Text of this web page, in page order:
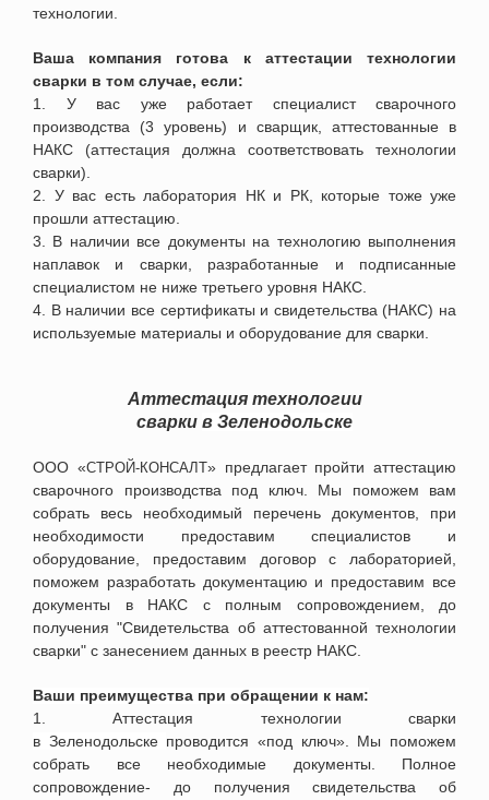
технологии.
Ваша компания готова к аттестации технологии
сварки в том случае, если:
1. У вас уже работает специалист сварочного
производства (3 уровень) и сварщик, аттестованные в
НАКС (аттестация должна соответствовать технологии
сварки).
2. У вас есть лаборатория НК и РК, которые тоже уже
прошли аттестацию.
3. В наличии все документы на технологию выполнения
наплавок и сварки, разработанные и подписанные
специалистом не ниже третьего уровня НАКС.
4. В наличии все сертификаты и свидетельства (НАКС) на
используемые материалы и оборудование для сварки.
Аттестация технологии
сварки в Зеленодольске
ООО «СТРОЙ-КОНСАЛТ» предлагает пройти аттестацию
сварочного производства под ключ. Мы поможем вам
собрать весь необходимый перечень документов, при
необходимости предоставим специалистов и
оборудование, предоставим договор с лабораторией,
поможем разработать документацию и предоставим все
документы в НАКС с полным сопровождением, до
получения "Свидетельства об аттестованной технологии
сварки" с занесением данных в реестр НАКС.
Ваши преимущества при обращении к нам:
1. Аттестация технологии сварки
в Зеленодольске проводится «под ключ». Мы поможем
собрать все необходимые документы. Полное
сопровождение- до получения свидетельства об